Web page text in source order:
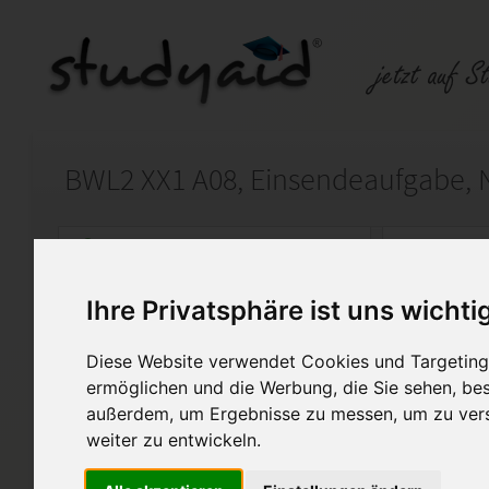
Ihre Privatsphäre ist uns
Diese Website verwendet Cookies und
ermöglichen und die Werbung, die Sie sehen,
außerdem, um Ergebnisse zu messen, um zu
weiter zu entwickeln.
BWL2 XX1 A08, Einsendeaufgabe,
Auf StudyAid.de verkaufen
Startseite Wirtschaft
Steuern
Ich biete hier meine
genannte Einsendeaufgabe
Note 1 bewertet. Diese